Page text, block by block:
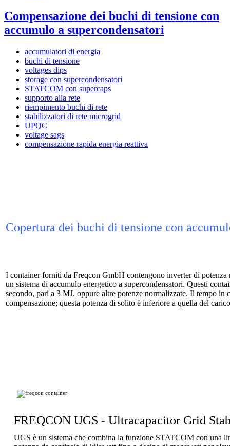
Compensazione dei buchi di tensione con
accumulo a supercondensatori
accumulatori di energia
buchi di tensione
voltages dips
storage con supercondensatori
STATCOM con supercaps
supporto alla rete
riempimento buchi di rete
stabilizzatori di rete microgrid
UPQC
voltage sags
compensazione rapida energia reattiva
Copertura dei buchi di tensione con
I container forniti da Freqcon GmbH contengono inverter di potenza
un sistema di accumulo energetico a supercondensatori. Questi
secondo, pari a 3 MJ, oppure altre potenze normalizzate. Il tempo
compensazione; questa potenza di solito è inferiore a quella del
FREQCON UGS - Ultracapacitor Grid
UGS è un sistema che combina la funzione STATCOM con una